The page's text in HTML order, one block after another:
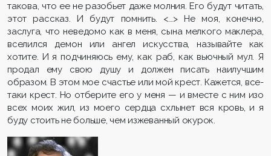
такова, что ее не разобьет даже молния. Его будут читать,
этот рассказ. И будут помнить. <...> Не моя, конечно,
заслуга, что неведомо как в меня, сына мелкого маклера,
вселился демон или ангел искусства, называйте как
хотите. И я подчиняюсь ему, как раб, как вьючный мул. Я
продал ему свою душу и должен писать наилучшим
образом. В этом мое счастье или мой крест. Кажется, все-
таки крест. Но отберите его у меня — и вместе с ним изо
всех моих жил, из моего сердца схлынет вся кровь, и я
буду стоить не больше, чем изжеванный окурок.